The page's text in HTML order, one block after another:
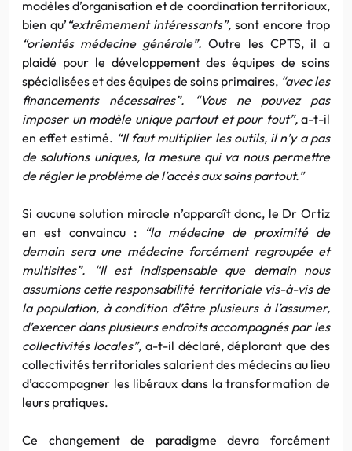
modèles d’organisation et de coordination territoriaux,
bien qu’ “extrêmement intéressants”, sont encore trop
“orientés médecine générale”. Outre les CPTS, il a
plaidé pour le développement des équipes de soins
spécialisées et des équipes de soins primaires, “avec les
financements nécessaires”. “Vous ne pouvez pas
imposer un modèle unique partout et pour tout”, a-t-il
en effet estimé. “Il faut multiplier les outils, il n’y a pas
de solutions uniques, la mesure qui va nous permettre
de régler le problème de l’accès aux soins partout.”
Si aucune solution miracle n’apparaît donc, le Dr Ortiz
en est convaincu :
“la médecine de proximité de
demain sera une médecine forcément regroupée et
multisites”. “Il est indispensable que demain nous
assumions cette responsabilité territoriale vis-à-vis de
la population, à condition d’être plusieurs à l’assumer,
d’exercer dans plusieurs endroits accompagnés par les
collectivités locales”, a-t-il déclaré, déplorant que des
collectivités territoriales salarient des médecins au lieu
d’accompagner les libéraux dans la transformation de
leurs pratiques.
Ce changement de paradigme devra forcément